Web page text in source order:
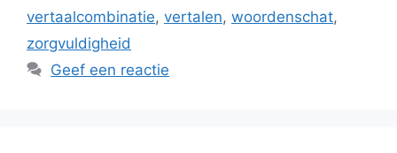
vertaalcombinatie, vertalen, woordenschat,
zorgvuldigheid
Geef een reactie